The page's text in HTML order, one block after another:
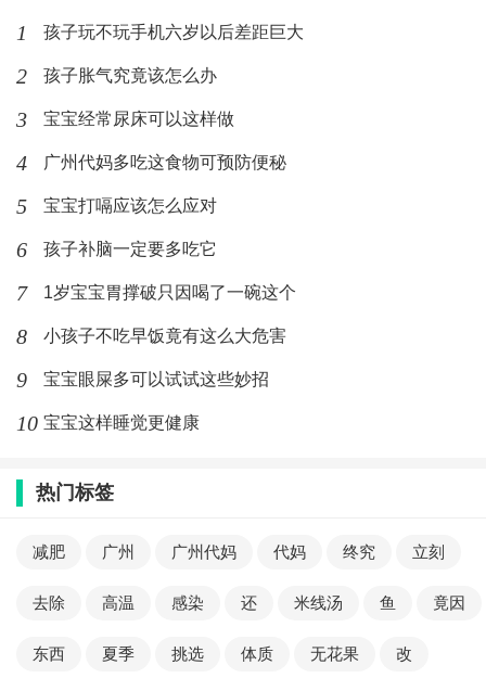
1 孩子玩不玩手机六岁以后差距巨大
2 孩子胀气究竟该怎么办
3 宝宝经常尿床可以这样做
4 广州代妈多吃这食物可预防便秘
5 宝宝打嗝应该怎么应对
6 孩子补脑一定要多吃它
7 1岁宝宝胃撑破只因喝了一碗这个
8 小孩子不吃早饭竟有这么大危害
9 宝宝眼屎多可以试试这些妙招
10 宝宝这样睡觉更健康
热门标签
减肥 广州 广州代妈 代妈 终究 立刻
去除 高温 感染 还 米线汤 鱼 竟因
东西 夏季 挑选 体质 无花果 改